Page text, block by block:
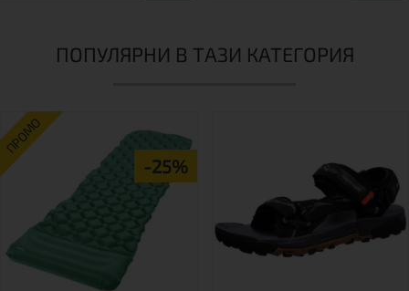
ПОПУЛЯРНИ В ТАЗИ КАТЕГОРИЯ
ПРОМО
-25%